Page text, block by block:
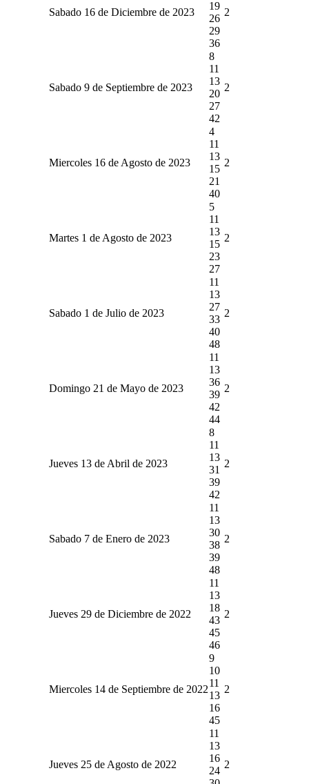
Sabado 16 de Diciembre de 2023
19
26
29
36
2
Sabado 9 de Septiembre de 2023
8
11
13
20
27
42
2
Miercoles 16 de Agosto de 2023
4
11
13
15
21
40
2
Martes 1 de Agosto de 2023
5
11
13
15
23
27
2
Sabado 1 de Julio de 2023
11
13
27
33
40
48
2
Domingo 21 de Mayo de 2023
11
13
36
39
42
44
2
Jueves 13 de Abril de 2023
8
11
13
31
39
42
2
Sabado 7 de Enero de 2023
11
13
30
38
39
48
2
Jueves 29 de Diciembre de 2022
11
13
18
43
45
46
2
Miercoles 14 de Septiembre de 2022
9
10
11
13
16
45
2
Jueves 25 de Agosto de 2022
11
13
16
24
2